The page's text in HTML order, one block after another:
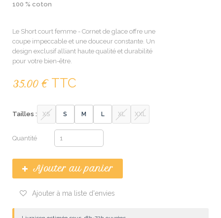
100 % coton
Le Short court femme - Cornet de glace offre une
coupe impeccable et une douceur constante. Un
design exclusif alliant haute qualité et durabilité
pour votre bien-être.
35.00 €TTC
Tailles : XS S M L XL XXL
Quantité
Ajouter au panier
Ajouter à ma liste d'envies